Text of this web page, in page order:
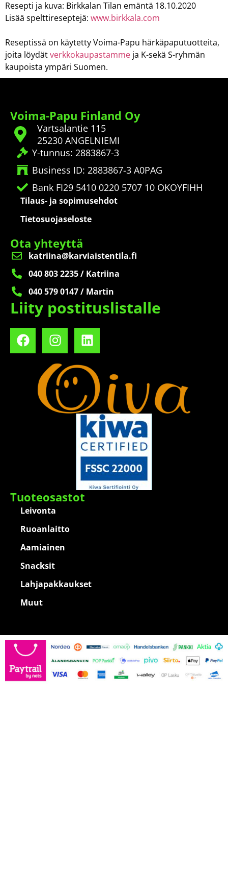
Resepti ja kuva: Birkkalan Tilan emäntä 18.10.2020
Lisää spelttireseptejä: www.birkkala.com
Reseptissä on käytetty Voima-Papu härkäpaputuotteita,
joita löydätverkkokaupastamme ja K-sekä S-ryhmän
kaupoista ympäri Suomen.
Voima-Papu Finland Oy
Vartsalantie 115
25230 ANGELNIEMI
Y-tunnus: 2883867-3
Business ID: 2883867-3 A0PAG
Bank FI29 5410 0220 5707 10 OKOYFIHH
Tilaus- ja sopimusehdot
Tietosuojaseloste
Ota yhteyttä
katriina@karviaistentila.fi
040 803 2235 / Katriina
040 579 0147 / Martin
Liity postituslistalle
Tuoteosastot
Leivonta
Ruoanlaitto
Aamiainen
Snacksit
Lahjapakkaukset
Muut